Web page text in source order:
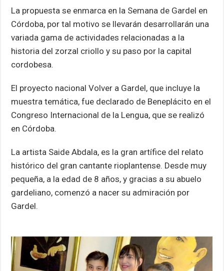
La propuesta se enmarca en la Semana de Gardel en
Córdoba, por tal motivo se llevarán desarrollarán una
variada gama de actividades relacionadas a la
historia del zorzal criollo y su paso por la capital
cordobesa.
El proyecto nacional Volver a Gardel, que incluye la
muestra temática, fue declarado de Beneplácito en el
Congreso Internacional de la Lengua, que se realizó
en Córdoba.
La artista Saide Abdala, es la gran artífice del relato
histórico del gran cantante rioplantense. Desde muy
pequeña, a la edad de 8 años, y gracias a su abuelo
gardeliano, comenzó a nacer su admiración por
Gardel.